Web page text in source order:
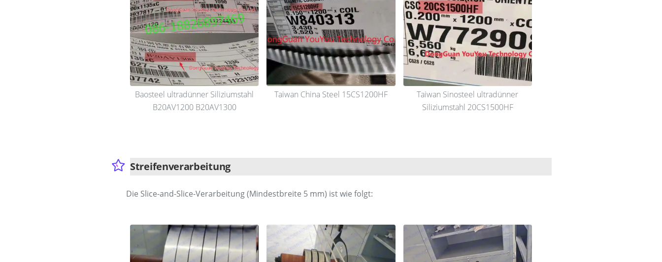
Baosteel ultradünner Siliziumstahl
B20AV1200 B20AV1300
Taiwan China Steel 15CS1200HF
Taiwan Sinosteel ultradünner
Siliziumstahl 20CS1500HF
Streifenverarbeitung
Die Slice-and-Slice-Verarbeitung (Mindestbreite 5 mm) ist wie folgt: